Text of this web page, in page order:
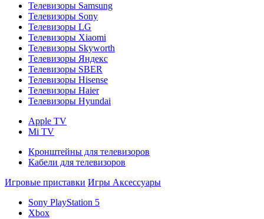
Телевизоры Samsung
Телевизоры Sony
Телевизоры LG
Телевизоры Xiaomi
Телевизоры Skyworth
Телевизоры Яндекс
Телевизоры SBER
Телевизоры Hisense
Телевизоры Haier
Телевизоры Hyundai
Apple TV
Mi TV
Кронштейны для телевизоров
Кабели для телевизоров
Игровые приставки Игры Аксессуары
Sony PlayStation 5
Xbox